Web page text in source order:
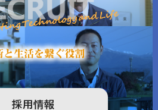
採用情報